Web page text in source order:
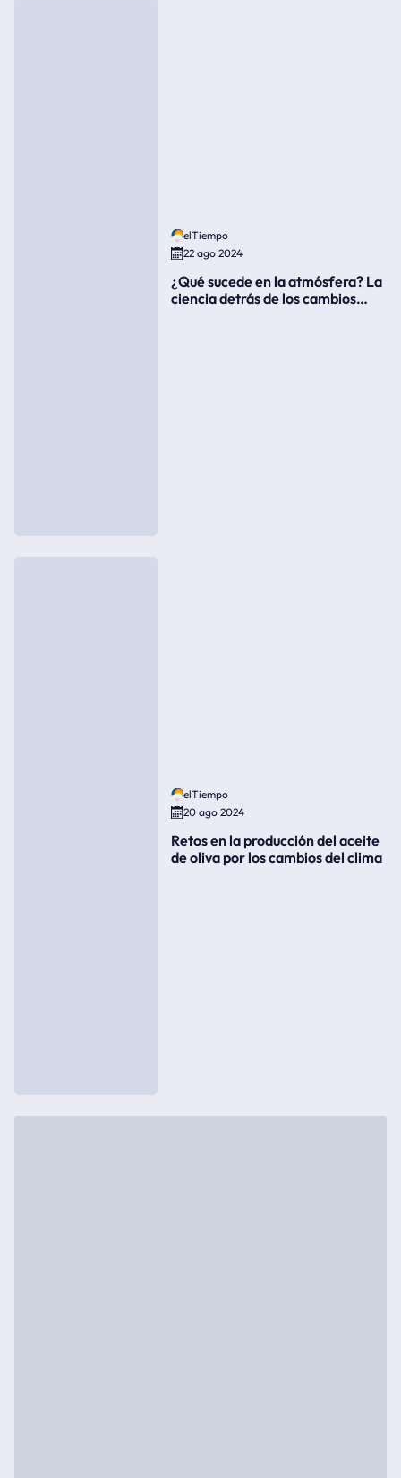
elTiempo
22 ago 2024
¿Qué sucede en la atmósfera? La
ciencia detrás de los cambios
elTiempo
20 ago 2024
Retos en la producción del aceite
de oliva por los cambios del clima